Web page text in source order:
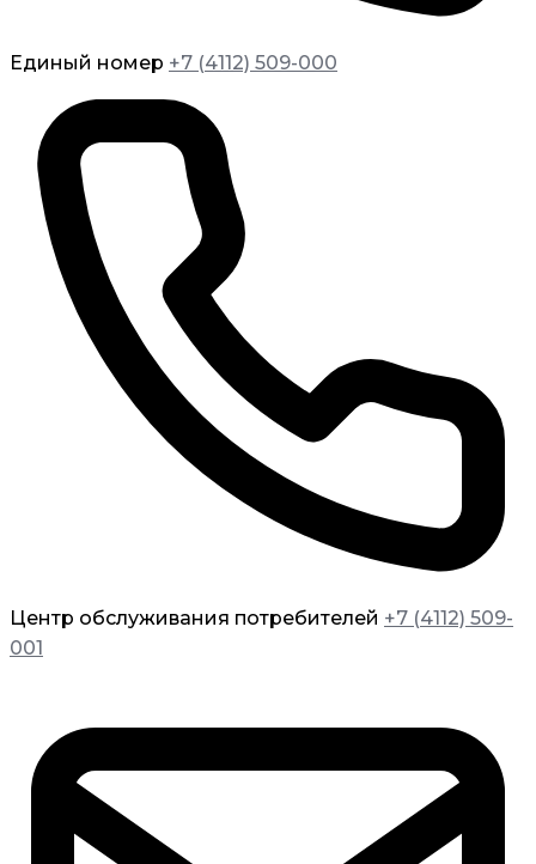
Единый номер +7 (4112) 509-000
Центр обслуживания потребителей +7 (4112) 509-
001